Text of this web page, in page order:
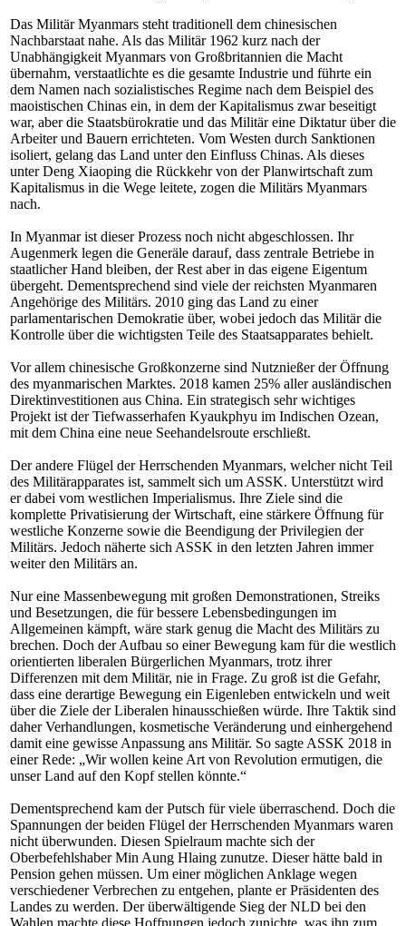
Das Militär Myanmars steht traditionell dem chinesischen
Nachbarstaat nahe. Als das Militär 1962 kurz nach der
Unabhängigkeit Myanmars von Großbritannien die Macht
übernahm, verstaatlichte es die gesamte Industrie und führte ein
dem Namen nach sozialistisches Regime nach dem Beispiel des
maoistischen Chinas ein, in dem der Kapitalismus zwar beseitigt
war, aber die Staatsbürokratie und das Militär eine Diktatur über die
Arbeiter und Bauern errichteten. Vom Westen durch Sanktionen
isoliert, gelang das Land unter den Einfluss Chinas. Als dieses
unter Deng Xiaoping die Rückkehr von der Planwirtschaft zum
Kapitalismus in die Wege leitete, zogen die Militärs Myanmars
nach.
In Myanmar ist dieser Prozess noch nicht abgeschlossen. Ihr
Augenmerk legen die Generäle darauf, dass zentrale Betriebe in
staatlicher Hand bleiben, der Rest aber in das eigene Eigentum
übergeht. Dementsprechend sind viele der reichsten Myanmaren
Angehörige des Militärs. 2010 ging das Land zu einer
parlamentarischen Demokratie über, wobei jedoch das Militär die
Kontrolle über die wichtigsten Teile des Staatsapparates behielt.
Vor allem chinesische Großkonzerne sind Nutznießer der Öffnung
des myanmarischen Marktes. 2018 kamen 25% aller ausländischen
Direktinvestitionen aus China. Ein strategisch sehr wichtiges
Projekt ist der Tiefwasserhafen Kyaukphyu im Indischen Ozean,
mit dem China eine neue Seehandelsroute erschließt.
Der andere Flügel der Herrschenden Myanmars, welcher nicht Teil
des Militärapparates ist, sammelt sich um ASSK. Unterstützt wird
er dabei vom westlichen Imperialismus. Ihre Ziele sind die
komplette Privatisierung der Wirtschaft, eine stärkere Öffnung für
westliche Konzerne sowie die Beendigung der Privilegien der
Militärs. Jedoch näherte sich ASSK in den letzten Jahren immer
weiter den Militärs an.
Nur eine Massenbewegung mit großen Demonstrationen, Streiks
und Besetzungen, die für bessere Lebensbedingungen im
Allgemeinen kämpft, wäre stark genug die Macht des Militärs zu
brechen. Doch der Aufbau so einer Bewegung kam für die westlich
orientierten liberalen Bürgerlichen Myanmars, trotz ihrer
Differenzen mit dem Militär, nie in Frage. Zu groß ist die Gefahr,
dass eine derartige Bewegung ein Eigenleben entwickeln und weit
über die Ziele der Liberalen hinausschießen würde. Ihre Taktik sind
daher Verhandlungen, kosmetische Veränderung und einhergehend
damit eine gewisse Anpassung ans Militär. So sagte ASSK 2018 in
einer Rede: „Wir wollen keine Art von Revolution ermutigen, die
unser Land auf den Kopf stellen könnte.“
Dementsprechend kam der Putsch für viele überraschend. Doch die
Spannungen der beiden Flügel der Herrschenden Myanmars waren
nicht überwunden. Diesen Spielraum machte sich der
Oberbefehlshaber Min Aung Hlaing zunutze. Dieser hätte bald in
Pension gehen müssen. Um einer möglichen Anklage wegen
verschiedener Verbrechen zu entgehen, plante er Präsidenten des
Landes zu werden. Der überwältigende Sieg der NLD bei den
Wahlen machte diese Hoffnungen jedoch zunichte, was ihn zum